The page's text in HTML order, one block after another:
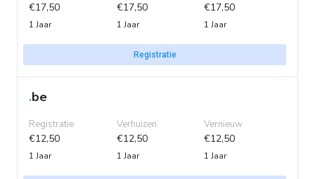
€17,50
1 Jaar
€17,50
1 Jaar
€17,50
1 Jaar
Registratie
.be
Registratie
€12,50
1 Jaar
Verhuizen
€12,50
1 Jaar
Vernieuw
€12,50
1 Jaar